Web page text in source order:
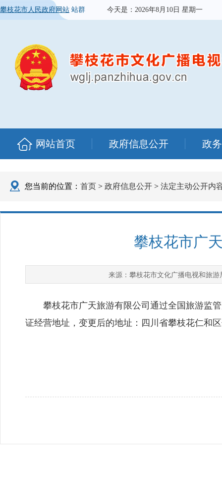
攀枝花市人民政府网站 站群 今天是： 2026年8月10日 星期一
网站首页 政府信息公开 政
您当前的位置： 首页 > 政府信息公开 > 法定主动公开内
攀枝花市广
来源： 攀枝花市文化广播电视和旅游
攀枝花市广天旅游有限公司通过全国旅游监管
证经营地址，变更后的地址：四川省攀枝花仁和